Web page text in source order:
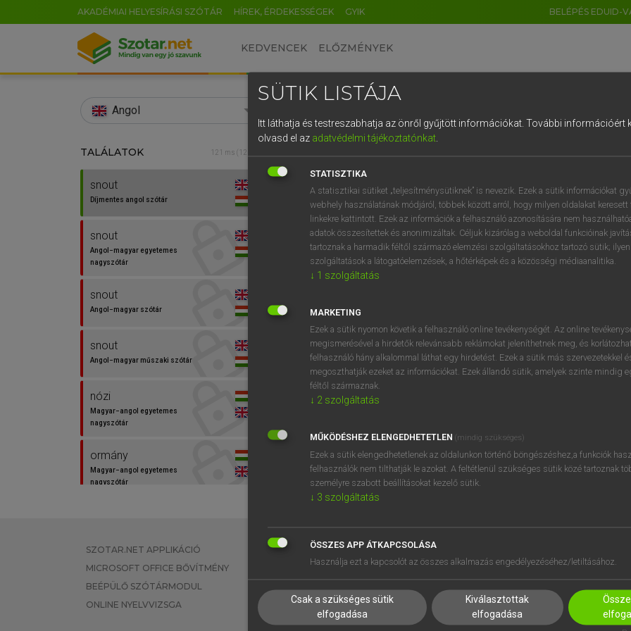
AKADÉMIAI HELYESÍRÁSI SZÓTÁR HÍREK, ÉRDEKESSÉGEK GYIK BELÉPÉS EDUID-
KEDVENCEK ELŐZMÉNYEK
Angol
TALÁLATOK 121 ms (12 db)
snout
Díjmentes angol szótár
snout
Angol−magyar egyetemes
nagyszótár
snout
Angol−magyar szótár
snout
Angol−magyar műszaki szótár
nózi
Magyar−angol egyetemes
nagyszótár
ormány
Magyar−angol egyetemes
nagyszótár
orr
Magyar−angol egyetemes
nagyszótár
Díjmentes angol szótár
snout fn orr
⚲ snoutkeresése szótárainkban
SZOTAR.NET APPLIKÁCIÓ
MICROSOFT OFFICE BŐVÍTMÉNY
BEÉPÜLŐ SZÓTÁRMODUL
ONLINE NYELVVIZSGA
EGYÉNI FELHASZNÁLÓKNAK
TANULÓKNAK
VÁLLALATI MEGOLDÁSOK
SÚGÓ
RÓLUNK
SÜTI BEÁLLÍTÁSOK
SÜTIK LISTÁJA
Itt láthatja és testreszabhatja az önről gyűjtött információkat. További információért
olvasd el az adatvédelmi tájékoztatónkat.
STATISZTIKA
A statisztikai sütiket „teljesítménysütiknek” is nevezik. Ezek a sütik információkat
webhely használatának módjáról, többek között arról, hogy milyen oldalakat keresett
linkekre kattintott. Ezek az információk a felhasználó azonosítására nem
adatok összesítettek és anonimizáltak. Céljuk kizárólag a weboldal funkcióinak
tartoznak a harmadik féltől származó elemzési szolgáltatásokhoz tartozó sütik;
szolgáltatások a látogatóelemzések, a hőtérképek és a közösségi médiaanalitika.
↓ 1 szolgáltatás
MARKETING
Ezek a sütik nyomon követik a felhasználó online tevékenységét. Az online
megismerésével a hirdetők relevánsabb reklámokat jeleníthetnek meg, és
felhasználó hány alkalommal láthat egy hirdetést. Ezek a sütik más szervezetekkel
megoszthatják ezeket az információkat. Ezek állandó sütik, amelyek szinte mindig
féltől származnak.
↓ 2 szolgáltatás
MŰKÖDÉSHEZ ELENGEDHETETLEN (mindig szükséges)
Ezek a sütik elengedhetetlenek az oldalunkon történő böngészéshez,a funkciók
felhasználók nem tilthatják le azokat. A feltétlenül szükséges sütik közé tartoznak
személyre szabott beállításokat kezelő sütik.
↓ 3 szolgáltatás
ÖSSZES APP ÁTKAPCSOLÁSA
Használja ezt a kapcsolót az összes alkalmazás engedélyezéséhez/letiltásához.
Csak a szükséges sütik
elfogadása
Kiválasztottak
elfogadása
EN HU DE CN FR ES IT NL
0 1 2 3 4 5 6 7 8 9
q w e r t z u i
a s d f g h j k l é
í y x c v b n m , .